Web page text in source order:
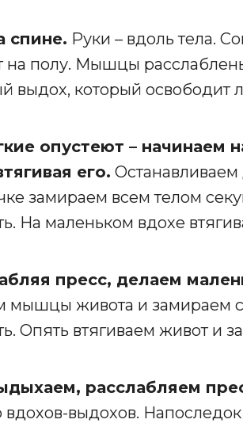
спине. Руки – вдоль тела.
на полу. Мышцы
выдох, который освободит
опустеют – начинаем
его.
замираем всем телом
На маленьком вдохе
пресс, делаем
мышцы живота и замираем
Опять втягиваем живот и
расслабляем
вдохов-выдохов.